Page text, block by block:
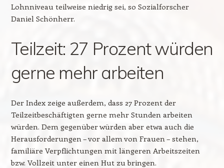
Lohnniveau teilweise niedrig sei, so Sozialforscher
Daniel Schönherr.
Teilzeit: 27 Prozent würden
gerne mehr arbeiten
Der Index zeige außerdem, dass 27 Prozent der
Teilzeitbeschäftigten gerne mehr Stunden arbeiten
würden. Dem gegenüber würden aber etwa auch die
Herausforderungen – vor allem von Frauen – stehen,
familiäre Verpflichtungen mit längeren Arbeitszeiten
bzw. Vollzeit unter einen Hut zu bringen.